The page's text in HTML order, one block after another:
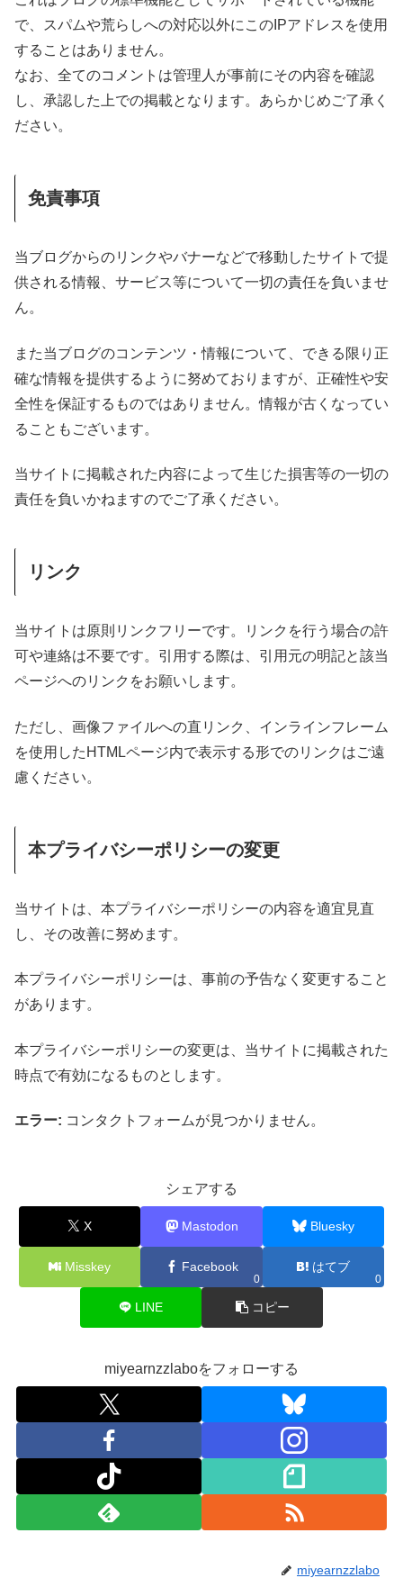
で、スパムや荒らしへの対応以外にこのIPアドレスを使用
することはありません。
なお、全てのコメントは管理人が事前にその内容を確認
し、承認した上での掲載となります。あらかじめご了承く
ださい。
免責事項
当ブログからのリンクやバナーなどで移動したサイトで提
供される情報、サービス等について一切の責任を負いませ
ん。
また当ブログのコンテンツ・情報について、できる限り正
確な情報を提供するように努めておりますが、正確性や安
全性を保証するものではありません。情報が古くなってい
ることもございます。
当サイトに掲載された内容によって生じた損害等の一切の
責任を負いかねますのでご了承ください。
リンク
当サイトは原則リンクフリーです。リンクを行う場合の許
可や連絡は不要です。引用する際は、引用元の明記と該当
ページへのリンクをお願いします。
ただし、画像ファイルへの直リンク、インラインフレーム
を使用したHTMLページ内で表示する形でのリンクはご遠
慮ください。
本プライバシーポリシーの変更
当サイトは、本プライバシーポリシーの内容を適宜見直
し、その改善に努めます。
本プライバシーポリシーは、事前の予告なく変更すること
があります。
本プライバシーポリシーの変更は、当サイトに掲載された
時点で有効になるものとします。
エラー: コンタクトフォームが見つかりません。
シェアする
X Mastodon Bluesky
Misskey Facebook
0
はてブ
0
LINE コピー
miyearnzzlaboをフォローする
miyearnzzlabo